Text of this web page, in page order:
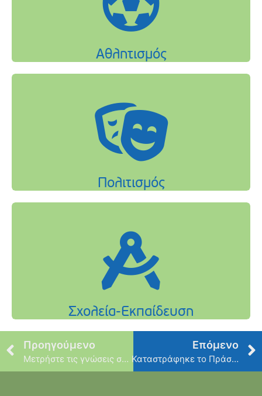
Προηγούμενο
Μετρήστε τις γνώσεις σας για το αλκοόλ
Επόμενο
Καταστράφηκε το Πράσινο στο Νέο Ψυχικό